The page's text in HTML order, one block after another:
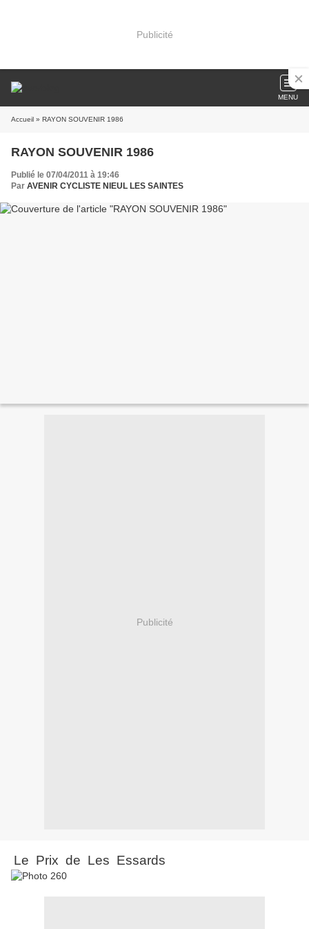
Publicité
MENU
Accueil » RAYON SOUVENIR 1986
RAYON SOUVENIR 1986
Publié le 07/04/2011 à 19:46
Par AVENIR CYCLISTE NIEUL LES SAINTES
Publicité
Le Prix de Les Essards